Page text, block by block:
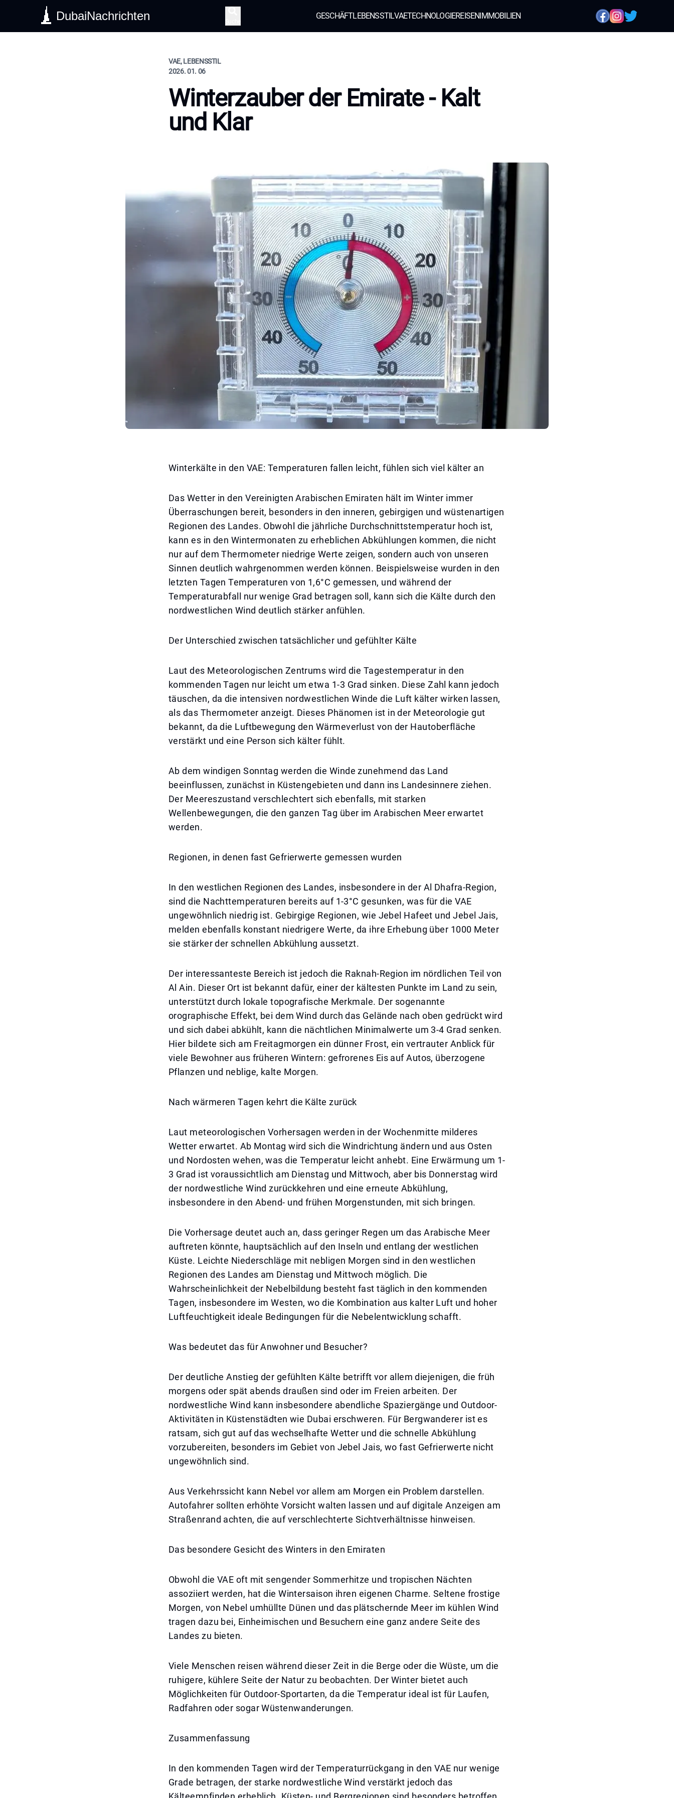
DubaiNachrichten GESCHÄFTLEBENSSTILVAETECHNOLOGIEREISENIMMOBILIEN
VAE, LEBENSSTIL
2026. 01. 06
Winterzauber der Emirate - Kalt
und Klar
Winterkälte in den VAE: Temperaturen fallen leicht, fühlen sich viel kälter an
Das Wetter in den Vereinigten Arabischen Emiraten hält im Winter immer
Überraschungen bereit, besonders in den inneren, gebirgigen und wüstenartigen
Regionen des Landes. Obwohl die jährliche Durchschnittstemperatur hoch ist,
kann es in den Wintermonaten zu erheblichen Abkühlungen kommen, die nicht
nur auf dem Thermometer niedrige Werte zeigen, sondern auch von unseren
Sinnen deutlich wahrgenommen werden können. Beispielsweise wurden in den
letzten Tagen Temperaturen von 1,6°C gemessen, und während der
Temperaturabfall nur wenige Grad betragen soll, kann sich die Kälte durch den
nordwestlichen Wind deutlich stärker anfühlen.
Der Unterschied zwischen tatsächlicher und gefühlter Kälte
Laut des Meteorologischen Zentrums wird die Tagestemperatur in den
kommenden Tagen nur leicht um etwa 1-3 Grad sinken. Diese Zahl kann jedoch
täuschen, da die intensiven nordwestlichen Winde die Luft kälter wirken lassen,
als das Thermometer anzeigt. Dieses Phänomen ist in der Meteorologie gut
bekannt, da die Luftbewegung den Wärmeverlust von der Hautoberfläche
verstärkt und eine Person sich kälter fühlt.
Ab dem windigen Sonntag werden die Winde zunehmend das Land
beeinflussen, zunächst in Küstengebieten und dann ins Landesinnere ziehen.
Der Meereszustand verschlechtert sich ebenfalls, mit starken
Wellenbewegungen, die den ganzen Tag über im Arabischen Meer erwartet
werden.
Regionen, in denen fast Gefrierwerte gemessen wurden
In den westlichen Regionen des Landes, insbesondere in der Al Dhafra-Region,
sind die Nachttemperaturen bereits auf 1-3°C gesunken, was für die VAE
ungewöhnlich niedrig ist. Gebirgige Regionen, wie Jebel Hafeet und Jebel Jais,
melden ebenfalls konstant niedrigere Werte, da ihre Erhebung über 1000 Meter
sie stärker der schnellen Abkühlung aussetzt.
Der interessanteste Bereich ist jedoch die Raknah-Region im nördlichen Teil von
Al Ain. Dieser Ort ist bekannt dafür, einer der kältesten Punkte im Land zu sein,
unterstützt durch lokale topografische Merkmale. Der sogenannte
orographische Effekt, bei dem Wind durch das Gelände nach oben gedrückt wird
und sich dabei abkühlt, kann die nächtlichen Minimalwerte um 3-4 Grad senken.
Hier bildete sich am Freitagmorgen ein dünner Frost, ein vertrauter Anblick für
viele Bewohner aus früheren Wintern: gefrorenes Eis auf Autos, überzogene
Pflanzen und neblige, kalte Morgen.
Nach wärmeren Tagen kehrt die Kälte zurück
Laut meteorologischen Vorhersagen werden in der Wochenmitte milderes
Wetter erwartet. Ab Montag wird sich die Windrichtung ändern und aus Osten
und Nordosten wehen, was die Temperatur leicht anhebt. Eine Erwärmung um 1-
3 Grad ist voraussichtlich am Dienstag und Mittwoch, aber bis Donnerstag wird
der nordwestliche Wind zurückkehren und eine erneute Abkühlung,
insbesondere in den Abend- und frühen Morgenstunden, mit sich bringen.
Die Vorhersage deutet auch an, dass geringer Regen um das Arabische Meer
auftreten könnte, hauptsächlich auf den Inseln und entlang der westlichen
Küste. Leichte Niederschläge mit nebligen Morgen sind in den westlichen
Regionen des Landes am Dienstag und Mittwoch möglich. Die
Wahrscheinlichkeit der Nebelbildung besteht fast täglich in den kommenden
Tagen, insbesondere im Westen, wo die Kombination aus kalter Luft und hoher
Luftfeuchtigkeit ideale Bedingungen für die Nebelentwicklung schafft.
Was bedeutet das für Anwohner und Besucher?
Der deutliche Anstieg der gefühlten Kälte betrifft vor allem diejenigen, die früh
morgens oder spät abends draußen sind oder im Freien arbeiten. Der
nordwestliche Wind kann insbesondere abendliche Spaziergänge und Outdoor-
Aktivitäten in Küstenstädten wie Dubai erschweren. Für Bergwanderer ist es
ratsam, sich gut auf das wechselhafte Wetter und die schnelle Abkühlung
vorzubereiten, besonders im Gebiet von Jebel Jais, wo fast Gefrierwerte nicht
ungewöhnlich sind.
Aus Verkehrssicht kann Nebel vor allem am Morgen ein Problem darstellen.
Autofahrer sollten erhöhte Vorsicht walten lassen und auf digitale Anzeigen am
Straßenrand achten, die auf verschlechterte Sichtverhältnisse hinweisen.
Das besondere Gesicht des Winters in den Emiraten
Obwohl die VAE oft mit sengender Sommerhitze und tropischen Nächten
assoziiert werden, hat die Wintersaison ihren eigenen Charme. Seltene frostige
Morgen, von Nebel umhüllte Dünen und das plätschernde Meer im kühlen Wind
tragen dazu bei, Einheimischen und Besuchern eine ganz andere Seite des
Landes zu bieten.
Viele Menschen reisen während dieser Zeit in die Berge oder die Wüste, um die
ruhigere, kühlere Seite der Natur zu beobachten. Der Winter bietet auch
Möglichkeiten für Outdoor-Sportarten, da die Temperatur ideal ist für Laufen,
Radfahren oder sogar Wüstenwanderungen.
Zusammenfassung
In den kommenden Tagen wird der Temperaturrückgang in den VAE nur wenige
Grade betragen, der starke nordwestliche Wind verstärkt jedoch das